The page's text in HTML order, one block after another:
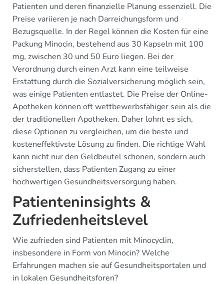
Patienten und deren finanzielle Planung essenziell. Die
Preise variieren je nach Darreichungsform und
Bezugsquelle. In der Regel können die Kosten für eine
Packung Minocin, bestehend aus 30 Kapseln mit 100
mg, zwischen 30 und 50 Euro liegen. Bei der
Verordnung durch einen Arzt kann eine teilweise
Erstattung durch die Sozialversicherung möglich sein,
was einige Patienten entlastet. Die Preise der Online-
Apotheken können oft wettbewerbsfähiger sein als die
der traditionellen Apotheken. Daher lohnt es sich,
diese Optionen zu vergleichen, um die beste und
kosteneffektivste Lösung zu finden. Die richtige Wahl
kann nicht nur den Geldbeutel schonen, sondern auch
sicherstellen, dass Patienten Zugang zu einer
hochwertigen Gesundheitsversorgung haben.
Patienteninsights &
Zufriedenheitslevel
Wie zufrieden sind Patienten mit Minocyclin,
insbesondere in Form von Minocin? Welche
Erfahrungen machen sie auf Gesundheitsportalen und
in lokalen Gesundheitsforen?